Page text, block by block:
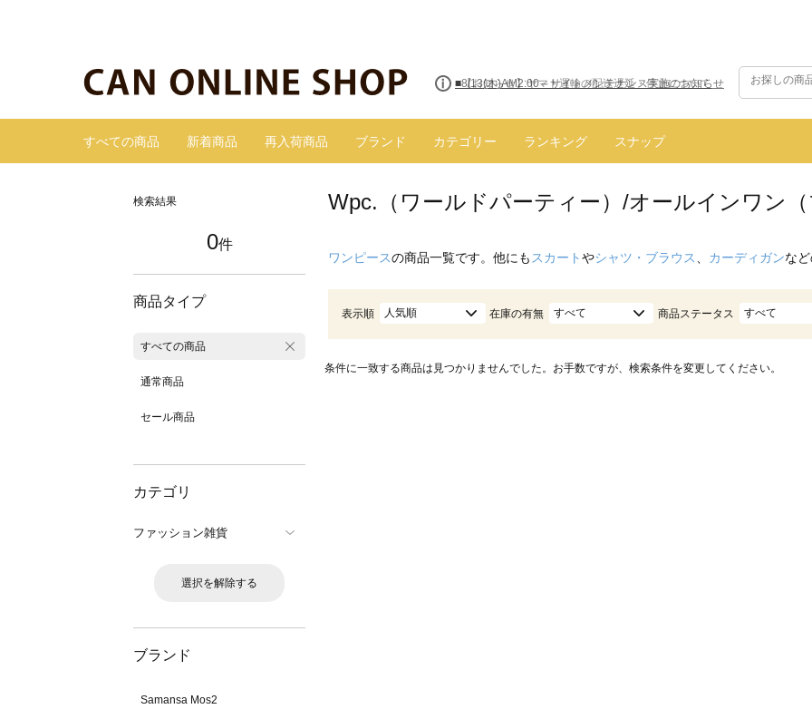
■8/13(木)AM2:00～サイトメンテナンス実施のお知らせ
すべての商品 新着商品 再入荷商品 ブランド カテゴリー ランキング スナップ
検索結果
0件
商品タイプ
すべての商品
通常商品
セール商品
カテゴリ
ファッション雑貨
選択を解除する
ブランド
Samansa Mos2
Wpc.（ワールドパーティー）/オールインワン（
ワンピースの商品一覧です。他にも スカートやシャツ・ブラウス カーディガンな
表示順 人気順 在庫の有無 すべて 商品ステータス すべて
条件に一致する商品は見つかりませんでした。お手数ですが、検索条件を変更してください。